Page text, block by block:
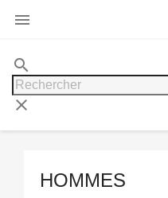

search
clear
HOMMES